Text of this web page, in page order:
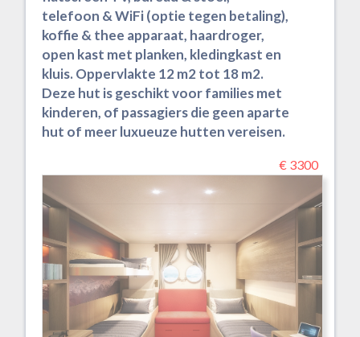
telefoon & WiFi (optie tegen betaling),
koffie & thee apparaat, haardroger,
open kast met planken, kledingkast en
kluis. Oppervlakte 12 m2 tot 18 m2.
Deze hut is geschikt voor families met
kinderen, of passagiers die geen aparte
hut of meer luxueuze hutten vereisen.
€ 3300